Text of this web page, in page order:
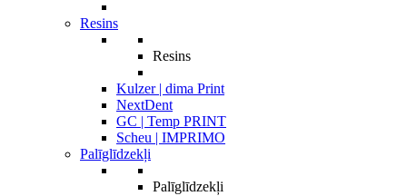
Resins
Resins
Kulzer | dima Print
NextDent
GC | Temp PRINT
Scheu | IMPRIMO
Palīglīdzekļi
Palīglīdzekļi